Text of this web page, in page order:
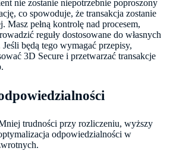
nie zostanie niepotrzebnie poproszony
co spowoduje, że transakcja zostanie
Masz pełną kontrolę nad procesem,
reguły dostosowane do własnych
będą tego wymagać przepisy,
3D Secure i przetwarzać transakcje
trudności przy rozliczeniu, wyższy
odpowiedzialności w